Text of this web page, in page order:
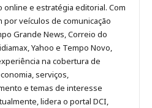
Instagram
FacebookMalagolini
online e estratégia editorial. Com
por veículos de comunicação
Grande News, Correio do
Yahoo e Tempo Novo,
na cobertura de
serviços,
e temas de interesse
lidera o portal DCI,